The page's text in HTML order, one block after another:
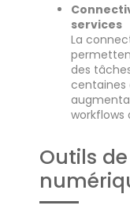
services
La
des
centaines
workflows
Outils